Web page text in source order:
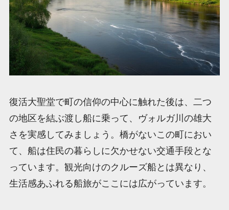
復活大聖堂で町の信仰の中心に触れた後は、二つ
の地区を結ぶ渡し船に乗って、ヴォルガ川の雄大
さを実感してみましょう。橋がないこの町におい
て、船は住民の暮らしに欠かせない交通手段とな
っています。観光向けのクルーズ船とは異なり、
生活感あふれる船旅がここには広がっています。